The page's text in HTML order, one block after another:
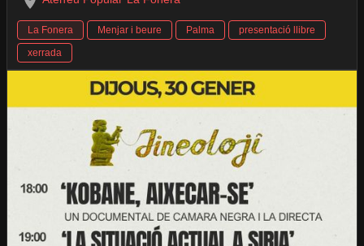
La Fonera Menjar i beure Palma
presentació llibre
xerrada